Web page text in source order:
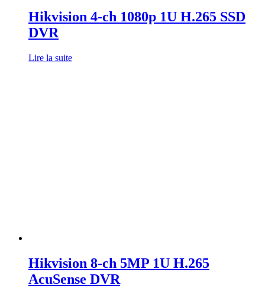
Hikvision 4-ch 1080p 1U H.265 SSD
DVR
Lire la suite
Hikvision 8-ch 5MP 1U H.265
AcuSense DVR